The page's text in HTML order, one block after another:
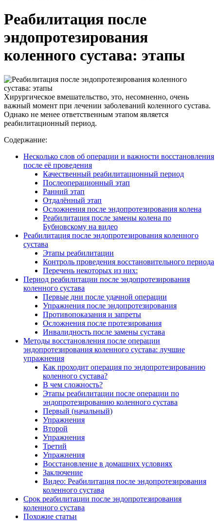
Реабилитация после
эндопротезирования
коленного сустава: этапы
Хирургическое вмешательство, это, несомненно, очень
важный момент при лечении заболеваний коленного сустава.
Однако не менее ответственным этапом является
реабилитационный период.
Содержание:
Несколько слов об операции и важности восстановления
после её проведения
Качественный реабилитационный период
Послеоперационный этап
Ранний этап
Отдалённый этап
Осложнения после эндопротезирования колена
Реабилитация после замены колена по
Бубновскому на видео
Реабилитация после эндопротезирования коленного
сустава
Этапы реабилитации
Контроль проведения восстановительного периода
Перечень некоторых из них:
Период реабилитации после эндопротезирования
коленного сустава
Первые дни после удачной операции
Упражнения после эндопротезирования
Противопоказания и запреты
Осложнения после протезирования
Инвалидность после замены сустава
Методы восстановления после операции
эндопротезирования коленного сустава: лучшие
упражнения
Как проходит операция по эндопротезированию
коленного сустава?
В чем сложность?
Этапы реабилитации после операции по
эндопротезированию коленного сустава
Первый (начальный)
Упражнения
Второй
Упражнения
Третий
Упражнения
Восстановление в домашних условиях
Заключение
Видео: Реабилитация после эндопротезирования
коленного сустава
Срок реабилитации после эндопротезирования
коленного сустава
Похожие статьи